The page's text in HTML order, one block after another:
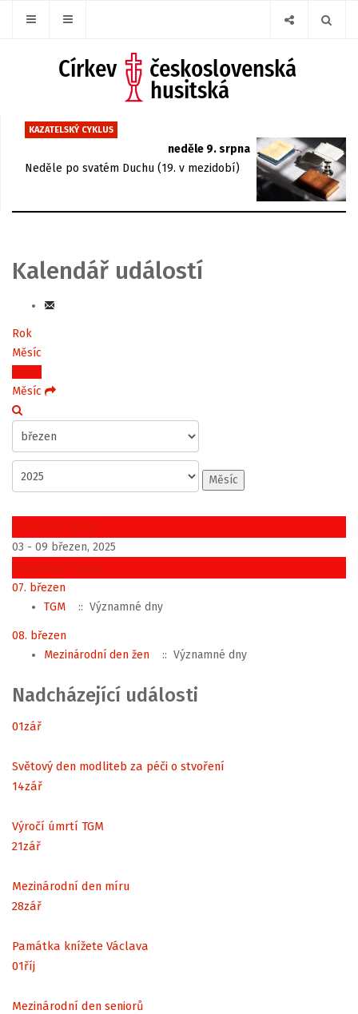
KAZATELSKÝ CYKLUS
neděle 9. srpna
Neděle po svatém Duchu (19. v mezidobí)
Kalendář událostí
Rok
Měsíc
Týden
Měsíc
Měsíc
Předchozí týden
03 - 09 březen, 2025
Následující týden
07. březen
TGM
:: Významné dny
08. březen
Mezinárodní den žen
:: Významné dny
Nadcházející události
01zář
Světový den modliteb za péči o stvoření
14zář
Výročí úmrtí TGM
21zář
Mezinárodní den míru
28zář
Památka knížete Václava
01říj
Mezinárodní den seniorů